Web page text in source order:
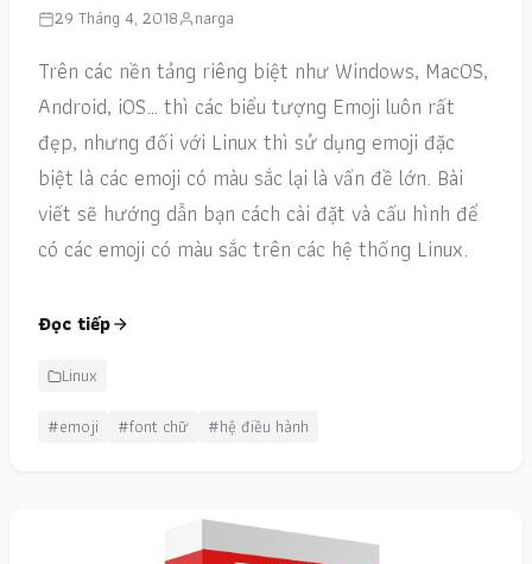
29 Tháng 4, 2018 narga
Trên các nền tảng riêng biệt như Windows, MacOS,
Android, iOS… thì các biểu tượng Emoji luôn rất
đẹp, nhưng đối với Linux thì sử dụng emoji đặc
biệt là các emoji có màu sắc lại là vấn đề lớn. Bài
viết sẽ hướng dẫn bạn cách cài đặt và cấu hình để
có các emoji có màu sắc trên các hệ thống Linux.
Đọc tiếp
Linux
#emoji
#font chữ #hệ điều hành